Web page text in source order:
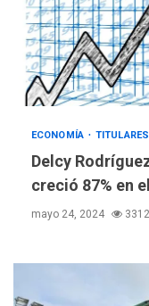
ECONOMÍA TITULARES
Delcy
creció 87% en
mayo 24, 2024 3312